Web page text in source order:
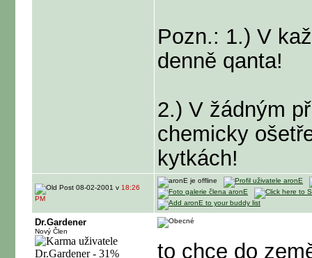
Pozn.: 1.) V
denně qanta!
2.) V žádným
chemicky
kytkách!
08-02-2001 v 18:26
PM
Dr.Gardener
Nový Člen
to chce do